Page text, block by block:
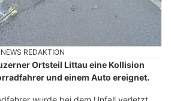
REDAKTION
Ortsteil Littau eine Kollision
und einem Auto ereignet.